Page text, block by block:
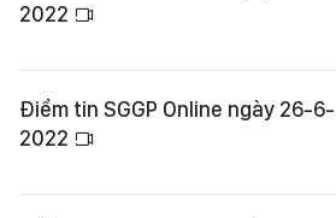
2022
Điểm tin SGGP Online ngày 26-6-
2022